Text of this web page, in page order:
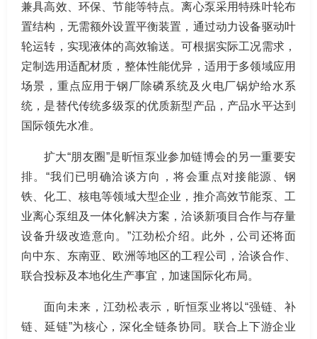
兼具高效、环保、节能等特点。离心泵采用特殊叶轮布
置结构，无需额外设置平衡装置，通过动力设备驱动叶
轮运转，实现液体的高效输送。可根据实际工况需求，
定制选用适配材质，整体性能优异，适用于多领域应用
场景，重点应用于钢厂除磷系统及火电厂锅炉给水系
统，是替代传统多级泵的优质新型产品，产品水平达到
国际领先水准。
扩大“朋友圈”是昕恒泵业参加链博会的另一重要安
排。“我们已明确洽谈方向，将会重点对接能源、钢
铁、化工、核电等领域大型企业，推介高效节能泵、工
业离心泵组及一体化解决方案，洽谈新项目合作与存量
设备升级改造意向。”江劲松介绍。此外，公司还将面
向中东、东南亚、欧洲等地区的工程公司，洽谈合作、
联合投标及本地化生产事宜，加速国际化布局。
面向未来，江劲松表示，昕恒泵业将以“强链、补
链、延链”为核心，深化全链条协同。联合上下游企业